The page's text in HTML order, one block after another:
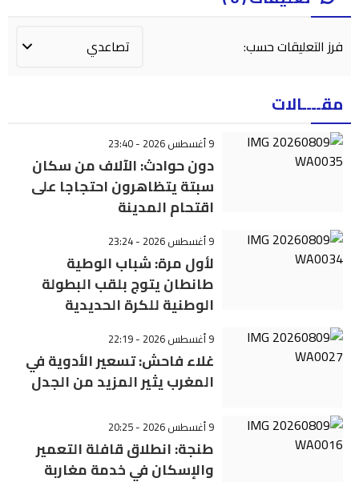
فرز التعليقات حسب:
مقــــالات
9 أغسطس 2026 - 23:40
دون حوادث: الآلاف من سكان
سبتة يتظاهرون احتجاجا على
اقتحام المدينة
9 أغسطس 2026 - 23:24
لأول مرة: شباب الوطية
طانطان يتوج بلقب البطولة
الوطنية للكرة الحديدية
9 أغسطس 2026 - 22:19
غلاء فاحش: تسعير الأدوية في
المغرب يثير المزيد من الجدل
9 أغسطس 2026 - 20:25
طنجة: انطلاق قافلة التعمير
والإسكان في خدمة مغاربة